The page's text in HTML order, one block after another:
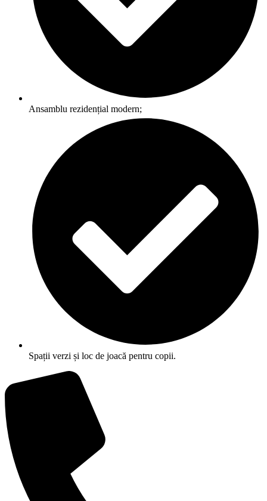
Ansamblu rezidențial modern;
Spații verzi și loc de joacă pentru copii.